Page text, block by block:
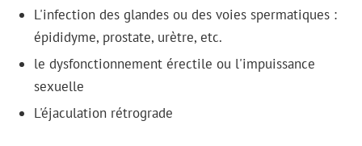
L'infection des glandes ou des voies spermatiques :
épididyme, prostate, urètre, etc.
le dysfonctionnement érectile ou l'impuissance
sexuelle
L'éjaculation rétrograde